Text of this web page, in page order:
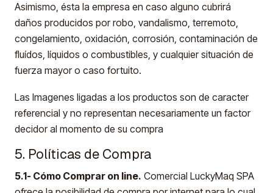
Asimismo, ésta la empresa en caso alguno cubrirá
daños producidos por robo, vandalismo, terremoto,
congelamiento, oxidación, corrosión, contaminación de
fluídos, líquidos o combustibles, y cualquier situación de
fuerza mayor o caso fortuito.
Las Imagenes ligadas a los productos son de caracter
referencial y no representan necesariamente un factor
decidor al momento de su compra
5. Políticas de Compra
5.1- Cómo Comprar on line. Comercial LuckyMaq SPA